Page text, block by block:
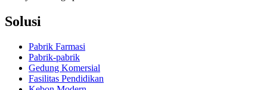
Solusi
Pabrik Farmasi
Pabrik-pabrik
Gedung Komersial
Fasilitas Pendidikan